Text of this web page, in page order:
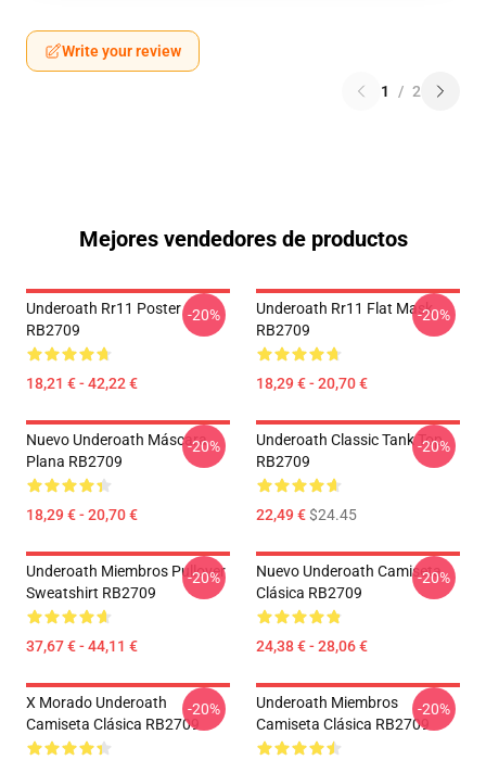
Write your review
1 / 2
Mejores vendedores de productos
Underoath Rr11 Poster
RB2709
18,21 € - 42,22 €
-20%
Underoath Rr11 Flat Mask
RB2709
18,29 € - 20,70 €
-20%
Nuevo Underoath Máscara
Plana RB2709
18,29 € - 20,70 €
-20%
Underoath Classic Tank Top
RB2709
22,49 €$24.45
-20%
Underoath Miembros Pullover
Sweatshirt RB2709
37,67 € - 44,11 €
-20%
Nuevo Underoath Camiseta
Clásica RB2709
24,38 € - 28,06 €
-20%
X Morado Underoath
Camiseta Clásica RB2709
-20%
Underoath Miembros
Camiseta Clásica RB2709
-20%